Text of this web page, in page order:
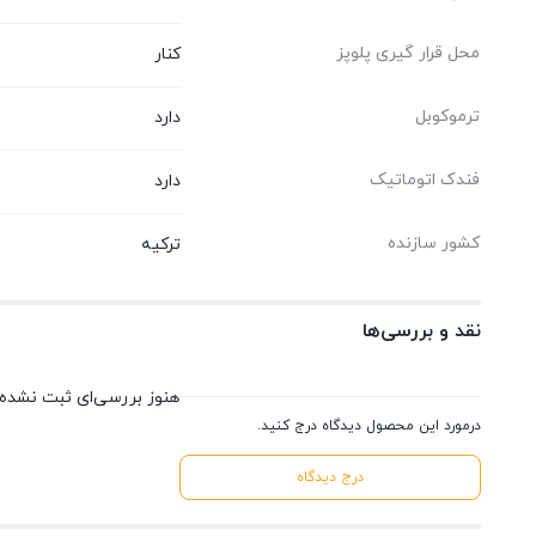
محل قرار گیری پلوپز کنار
ترموکوبل دارد
فندک اتوماتیک دارد
کشور سازنده ترکیه
نقد و بررسی‌ها
درمورد این محصول دیدگاه درج کنید.
درج دیدگاه
هنوز بررسی‌ای ثبت